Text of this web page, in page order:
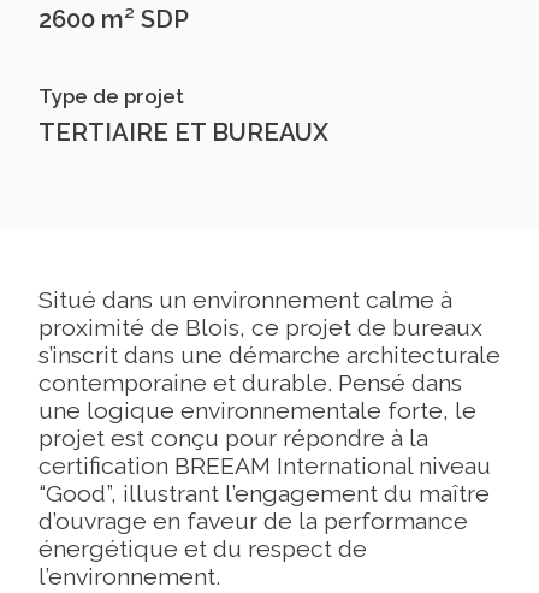
2600 m² SDP
Type de projet
TERTIAIRE ET BUREAUX
Situé dans un environnement calme à
proximité de Blois, ce projet de bureaux
s’inscrit dans une démarche architecturale
contemporaine et durable. Pensé dans
une logique environnementale forte, le
projet est conçu pour répondre à la
certification BREEAM International niveau
“Good”, illustrant l’engagement du maître
d’ouvrage en faveur de la performance
énergétique et du respect de
l’environnement.